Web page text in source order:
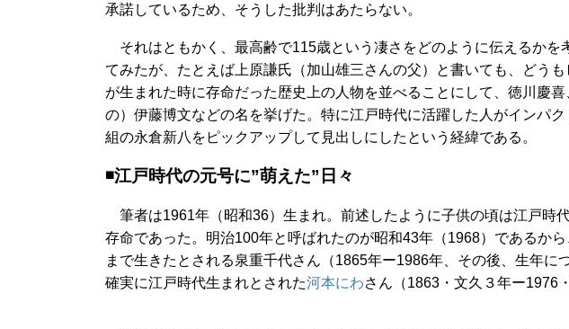
承諾しているため、そうした批判はあたらない。
それはともかく、最高齢で115歳という凄さをどのように伝えるかを
てみたが、たとえば上原謙氏（加山雄三さんの父）と書いても、どう
が生まれた時に存命だった歴史上の人物を並べることにして、徳川慶
の）伊藤博文などの名を挙げた。特に江戸時代に活躍した人がインパ
組の永倉新八をピックアップして見出しにしたという経緯である。
◾️江戸時代の元号に”萌えた”日々
筆者は1961年（昭和36）生まれ。前述したように子供の頃は江戸時
存命であった。明治100年と呼ばれたのが昭和43年（1968）であるか
まで生きたとされる泉重千代さん（1865年ー1986年、その後、生年に
確実に江戸時代生まれとされた河本にわさん（1863・文久３年ー1976